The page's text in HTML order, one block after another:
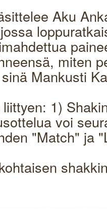
Aku
miten
Mankusti
1)
voi
"Match" ja